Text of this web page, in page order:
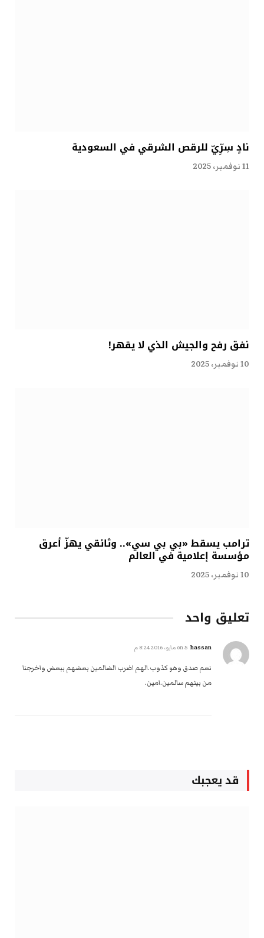
نادٍ سِرِّيّ للرقص الشرقي في السعودية
11 نوفمبر، 2025
نفق رفح والجيش الذي لا يقهر!
10 نوفمبر، 2025
ترامب يسقط «بي بي سي».. وثائقي يهزّ أعرق
مؤسسة إعلامية في العالم
10 نوفمبر، 2025
تعليق واحد
hassan 5 مايو، 2016 8:24 م
نعم صدق وهو کذوب.الهم اضرب الضالمین بعضهم ببعض واخرجنا
من بینهم سالمین.امین.
قد يعجبك